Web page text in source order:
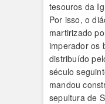
tesouros da
Por isso, o
martirizado
imperador os
distribuído
século
mandou
sepultura de